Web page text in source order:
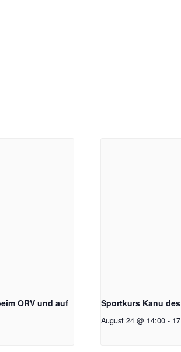
ORV und auf
Sportkurs Kanu
August 24 @ 14:00 -